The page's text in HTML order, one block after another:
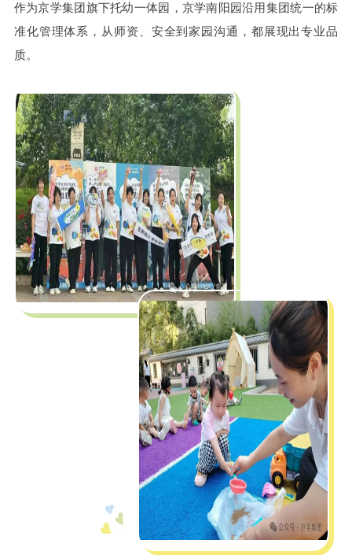
作为京学集团旗下托幼一体园，京学南阳园沿用集团统一的标
准化管理体系，从师资、安全到家园沟通，都展现出专业品
质。